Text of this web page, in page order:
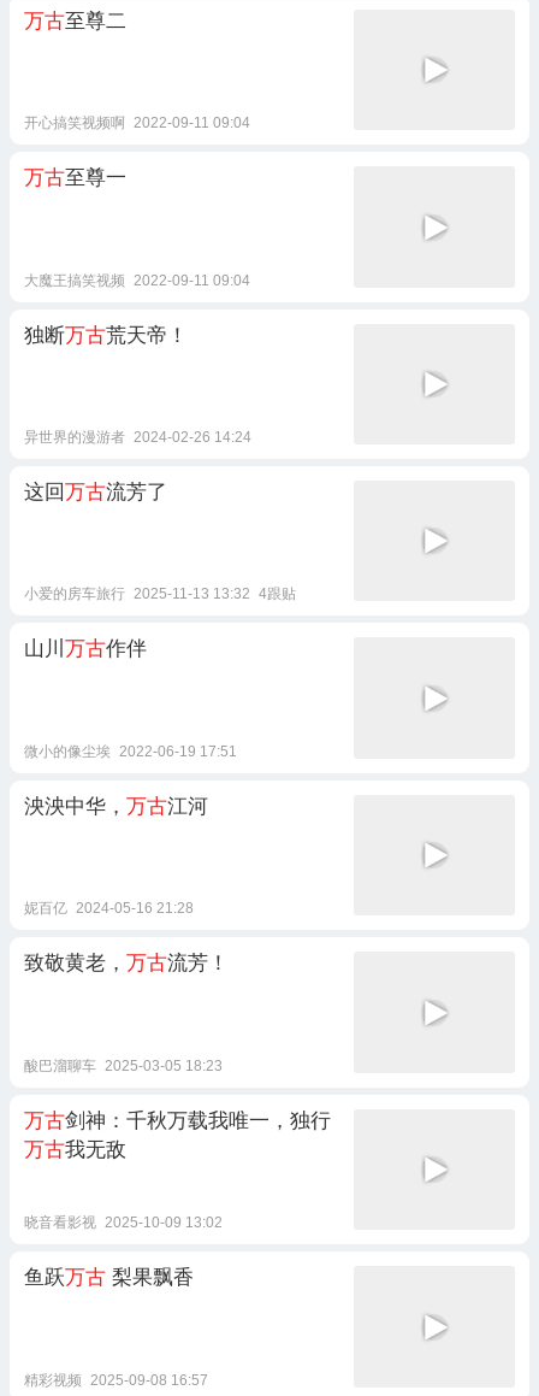
万古至尊二
开心搞笑视频啊 2022-09-11 09:04
万古至尊一
大魔王搞笑视频 2022-09-11 09:04
独断万古荒天帝！
异世界的漫游者 2024-02-26 14:24
这回万古流芳了
小爱的房车旅行 2025-11-13 13:32 4跟贴
山川 万古作伴
微小的像尘埃 2022-06-19 17:51
泱泱中华， 万古江河
妮百亿 2024-05-16 21:28
致敬黄老， 万古流芳！
酸巴溜聊车 2025-03-05 18:23
万古剑神：千秋万载我唯一，独行
万古我无敌
晓音看影视 2025-10-09 13:02
鱼跃万古 梨果飘香
精彩视频 2025-09-08 16:57